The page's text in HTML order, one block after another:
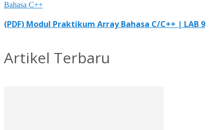
Bahasa C++
(PDF) Modul Praktikum Array Bahasa C/C++ | LAB 9
Artikel Terbaru